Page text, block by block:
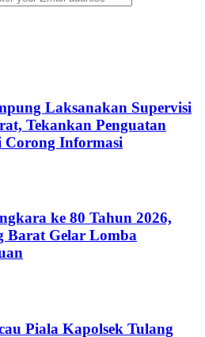
Laksanakan Supervisi
Tekankan Penguatan
Corong Informasi
ke 80 Tahun 2026,
Barat Gelar Lomba
Piala Kapolsek Tulang